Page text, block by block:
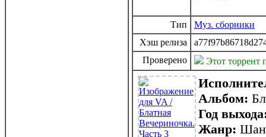
Тип
Муз. сборники
Хэш релиза
Проверено
Этот торрент
Альбом:
Год
Жанр: